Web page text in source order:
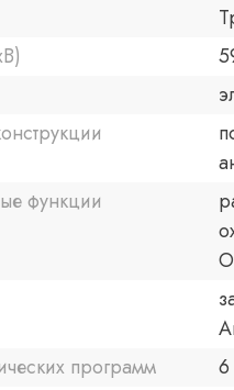
функции
программ
6